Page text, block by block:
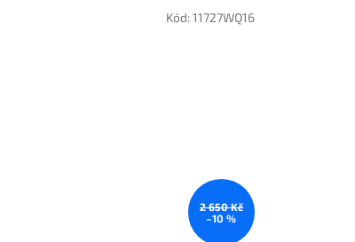
2 650 Kč
–10 %
Kód:11727WQ16